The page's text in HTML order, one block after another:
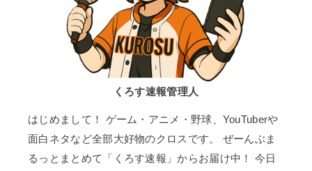
くろす速報管理人
はじめまして！ ゲーム・アニメ・野球、YouTuberや
面白ネタなど全部大好物のクロスです。 ぜーんぶま
るっとまとめて「くろす速報」からお届け中！ 今日